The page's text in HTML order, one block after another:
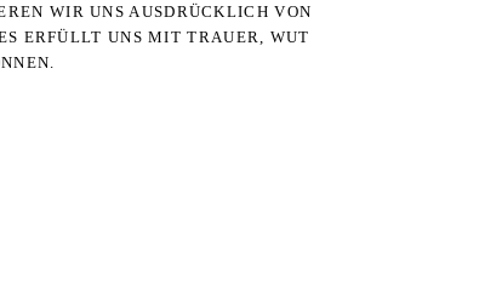
WIR UNS AUSDRÜCKLICH VON
ERFÜLLT UNS MIT TRAUER, WUT